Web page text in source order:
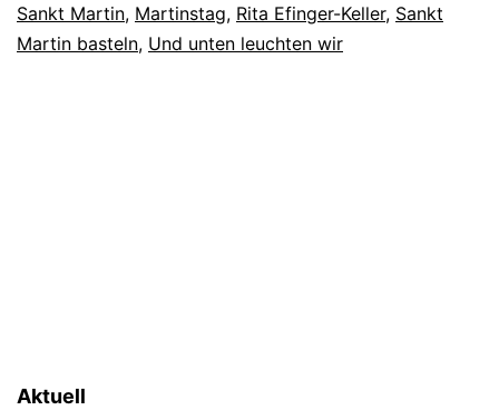
Sankt Martin, Martinstag, Rita Efinger-Keller, Sankt
Martin basteln, Und unten leuchten wir
Aktuell